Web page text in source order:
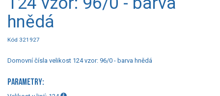
hnědá
Kód 321927
Domovní čísla velikost 124 vzor: 96/0 - barva hnědá
PARAMETRY: